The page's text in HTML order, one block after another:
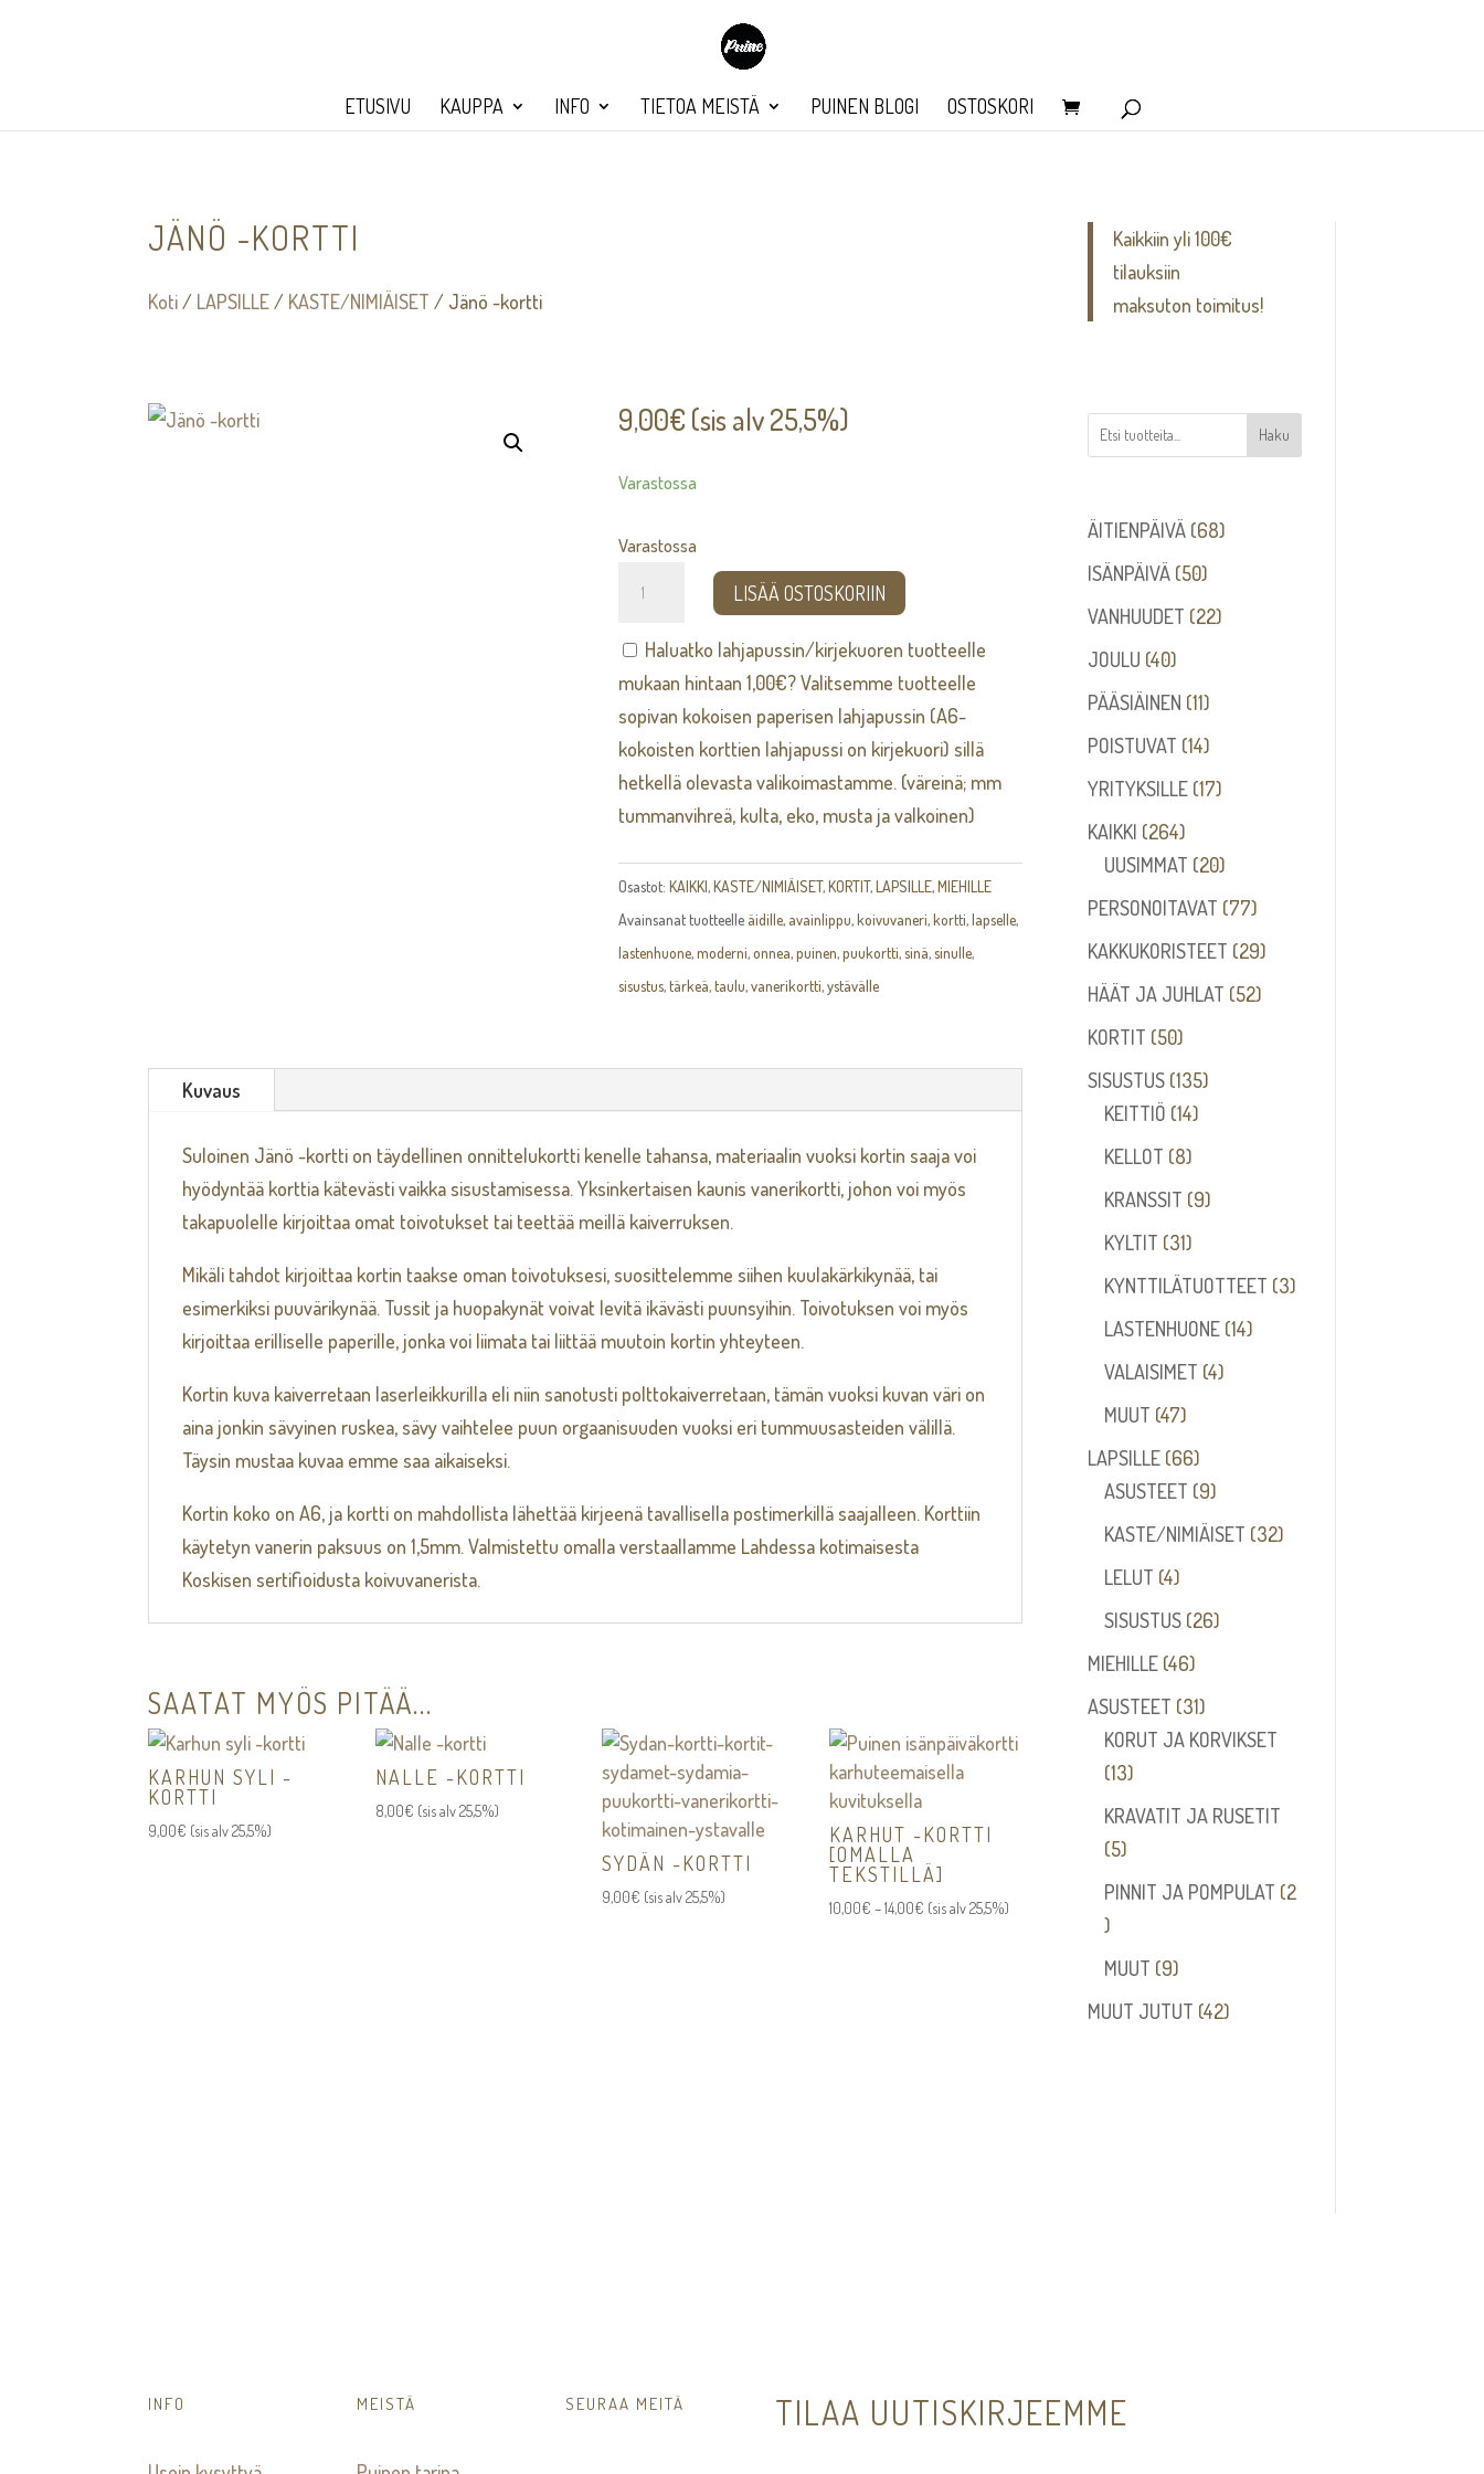
ETUSIVU KAUPPA INFO TIETOA MEISTÄ PUINEN BLOGI OSTOSKORI
JÄNÖ -KORTTI
Koti/ LAPSILLE/ KASTE/NIMIÄISET / Jänö -kortti
9,00€ (sis alv 25,5%)
Varastossa
Varastossa
kortti
määrä
LISÄÄ OSTOSKORIIN
Haluatko lahjapussin/kirjekuoren tuotteelle
mukaan hintaan 1,00€? Valitsemme tuotteelle
sopivan kokoisen paperisen lahjapussin (A6-
kokoisten korttien lahjapussi on kirjekuori) sillä
hetkellä olevasta valikoimastamme. (väreinä; mm
tummanvihreä, kulta, eko, musta ja valkoinen)
Osastot: KAIKKI,KASTE/NIMIÄISET,KORTIT,LAPSILLE,MIEHILLE
Avainsanat tuotteelle äidille, avainlippu,koivuvaneri,kortti,lapselle,
lastenhuone,moderni,onnea,puinen,puukortti,sinä,sinulle,
sisustus,tärkeä,taulu,vanerikortti,ystävälle
Kuvaus
Suloinen Jänö -kortti on täydellinen onnittelukortti kenelle tahansa, materiaalin vuoksi kortin saaja voi
hyödyntää korttia kätevästi vaikka sisustamisessa. Yksinkertaisen kaunis vanerikortti, johon voi myös
takapuolelle kirjoittaa omat toivotukset tai teettää meillä kaiverruksen.
Mikäli tahdot kirjoittaa kortin taakse oman toivotuksesi, suosittelemme siihen kuulakärkikynää, tai
esimerkiksi puuvärikynää. Tussit ja huopakynät voivat levitä ikävästi puunsyihin. Toivotuksen voi myös
kirjoittaa erilliselle paperille, jonka voi liimata tai liittää muutoin kortin yhteyteen.
Kortin kuva kaiverretaan laserleikkurilla eli niin sanotusti polttokaiverretaan, tämän vuoksi kuvan väri on
aina jonkin sävyinen ruskea, sävy vaihtelee puun orgaanisuuden vuoksi eri tummuusasteiden välillä.
Täysin mustaa kuvaa emme saa aikaiseksi.
Kortin koko on A6, ja kortti on mahdollista lähettää kirjeenä tavallisella postimerkillä saajalleen. Korttiin
käytetyn vanerin paksuus on 1,5mm. Valmistettu omalla verstaallamme Lahdessa kotimaisesta
Koskisen sertifioidusta koivuvanerista.
SAATAT MYÖS PITÄÄ...
KARHUN SYLI -
KORTTI
9,00€ (sis alv 25,5%)
NALLE -KORTTI
8,00€ (sis alv 25,5%)
SYDÄN -KORTTI
9,00€ (sis alv 25,5%)
KARHUT -KORTTI
[OMALLA
TEKSTILLÄ]
10,00€ –14,00€Hintaluokka:
(sis alv 25,5%)
Kaikkiin yli 100€
tilauksiin
maksuton toimitus!
Haku
ÄITIENPÄIVÄ 6868
ISÄNPÄIVÄ 5050
tuotetta
VANHUUDET 2222
JOULU 4040
tuotetta
PÄÄSIÄINEN 1111
tuotetta
POISTUVAT 1414
tuotetta
YRITYKSILLE 1717
KAIKKI 264264
tuotetta
UUSIMMAT 2020
tuotetta
PERSONOITAVAT 7777
tuotetta
KAKKUKORISTEET 2929
tuotetta
HÄÄT JA JUHLAT 5252
KORTIT 5050
tuotetta
SISUSTUS 135135
KEITTIÖ 1414
KELLOT 88
tuotetta
KRANSSIT 99
KYLTIT 3131
tuotetta
KYNTTILÄTUOTTEET 33
LASTENHUONE 1414
VALAISIMET 44
MUUT 4747
tuotetta
LAPSILLE 6666
tuotetta
ASUSTEET 99
tuotetta
KASTE/NIMIÄISET 3232
LELUT 44
tuotetta
SISUSTUS 2626
MIEHILLE 4646
tuotetta
ASUSTEET 3131
tuotetta
KORUT JA KORVIKSET
1313
tuotetta
KRAVATIT JA RUSETIT
55
tuotetta
PINNIT JA POMPULAT 2
2
tuotetta
MUUT 99
tuotetta
MUUT JUTUT 4242
INFO MEISTÄ SEURAA MEITÄ TILAA UUTISKIRJEEMME